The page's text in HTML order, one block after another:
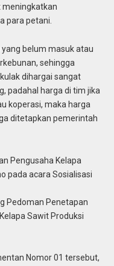
meningkatkan
para petani.
belum masuk atau
sehingga
dihargai sangat
padahal harga di tim jika
koperasi, maka harga
ditetapkan pemerintah
Pengusaha Kelapa
pada acara Sosialisasi
Pedoman Penetapan
Sawit Produksi
Nomor 01 tersebut,